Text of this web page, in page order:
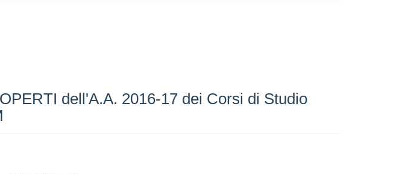
dell'A.A. 2016-17 dei Corsi di Studio